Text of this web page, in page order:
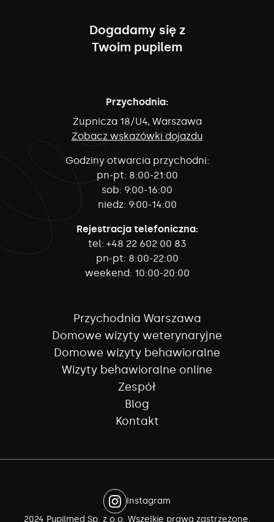
Dogadamy się z
Twoim pupilem
Przychodnia:
Żupnicza 18/U4, Warszawa
Zobacz wskazówki dojazdu
Godziny otwarcia przychodni:
pn-pt: 8:00-21:00
sob: 9:00-16:00
niedz: 9:00-14:00
Rejestracja telefoniczna:
tel: +48 22 602 00 83
pn-pt: 8:00-22:00
weekend: 10:00-20:00
Przychodnia Warszawa
Domowe wizyty weterynaryjne
Domowe wizyty behawioralne
Wizyty behawioralne online
Zespół
Blog
Kontakt
Instagram
2024 Pupilmed Sp. z o.o. Wszelkie prawa zastrzeżone.